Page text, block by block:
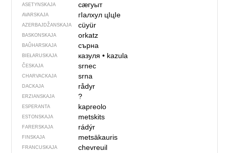
ASETYNSKAJA сӕгуыт
AVARSKAJA гIалхул цIцIе
AZERBAJDŽAN­SKAJA cüyür
BASKONSKAJA orkatz
BAŬHARSKAJA сърна
BIEŁARUSKAJA казуля• kazula
ČESKAJA srnec
CHARVACKAJA srna
DACKAJA rådyr
ERZIANSKAJA ?
ESPERANTA kapreolo
ESTONSKAJA metskits
FARERSKAJA rádýr
FINSKAJA metsäkauris
FRANCUSKAJA chevreuil